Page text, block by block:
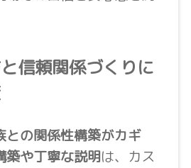
信頼関係づくりに
の関係性構築がカギ
築や丁寧な説明は、カス